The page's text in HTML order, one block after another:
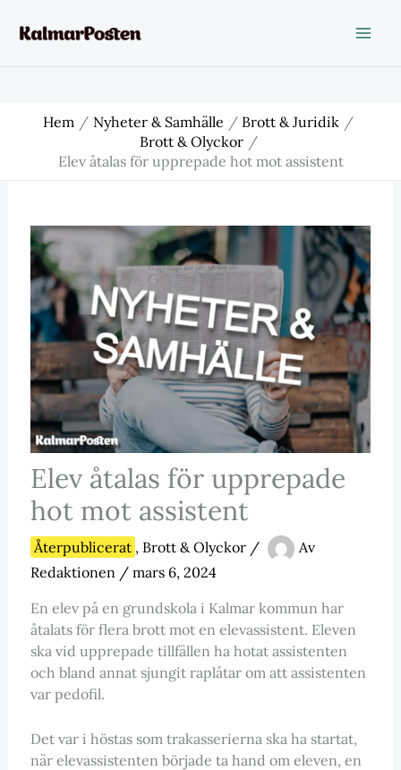
Hem Nyheter & Samhälle
Brott & Juridik
Brott & Olyckor
Elev åtalas för upprepade hot mot assistent
Elev åtalas för upprepade
hot mot assistent
Återpublicerat , Brott & Olyckor/
Av
Redaktionen / mars 6, 2024
En elev på en grundskola i Kalmar kommun har
åtalats för flera brott mot en elevassistent. Eleven
ska vid upprepade tillfällen ha hotat assistenten
och bland annat sjungit raplåtar om att assistenten
var pedofil.
Det var i höstas som trakasserierna ska ha startat,
när elevassistenten började ta hand om eleven, en